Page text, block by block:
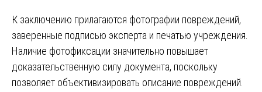
К заключению прилагаются фотографии повреждений,
заверенные подписью эксперта и печатью учреждения.
Наличие фотофиксации значительно повышает
доказательственную силу документа, поскольку
позволяет объективизировать описание повреждений.